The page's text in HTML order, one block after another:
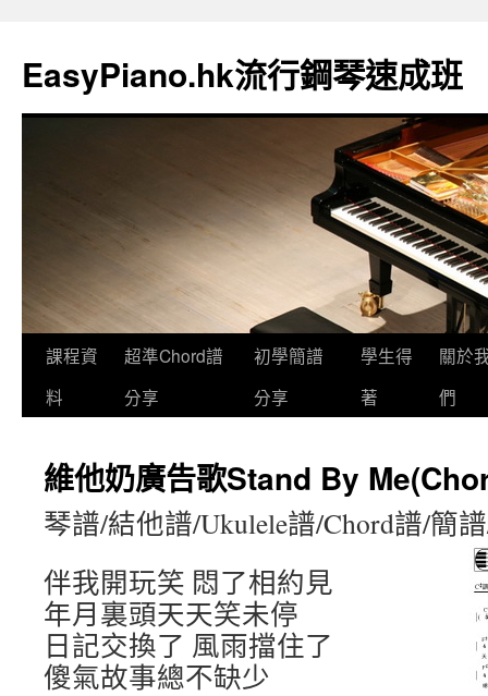
EasyPiano.hk流行鋼琴速成班
課程資
料
超準Chord譜
分享
初學簡譜
分享
學生得
著
關於
們
維他奶廣告歌Stand By
琴譜/結他譜/Ukulele譜/Chord譜/簡
伴我開玩笑 悶了相約見
年月裏頭天天笑未停
日記交換了 風雨擋住了
傻氣故事總不缺少